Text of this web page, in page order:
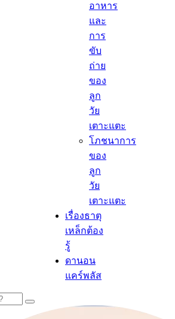
อาหาร
และ
การ
ขับ
ถ่าย
ของ
ลูก
วัย
เตาะแตะ
โภชนาการ
ของ
ลูก
วัย
เตาะแตะ
เรื่องธาตุ
เหล็กต้อง
รู้​
ดานอน
แคร์พลัส